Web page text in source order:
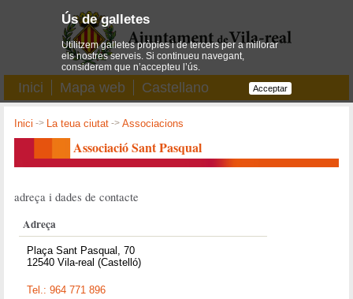
Inici Mapa web Castellano
Inici -> La teua ciutat ->Associacions
Associació Sant Pasqual
adreça i dades de contacte
Adreça
Plaça Sant Pasqual, 70
12540 Vila-real (Castelló)
Tel.: 964 771 896
Ús de galletes
Utilitzem galletes pròpies i de tercers per a millorar
els nostres serveis. Si continueu navegant,
considerem que n’accepteu l’ús.
Acceptar